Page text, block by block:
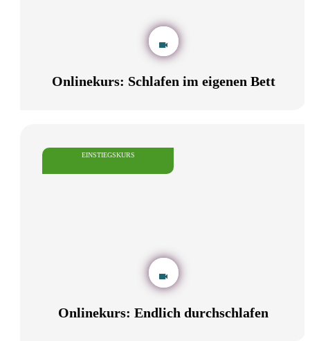
Onlinekurs: Schlafen im eigenen Bett
EINSTIEGSKURS
Onlinekurs: Endlich durchschlafen